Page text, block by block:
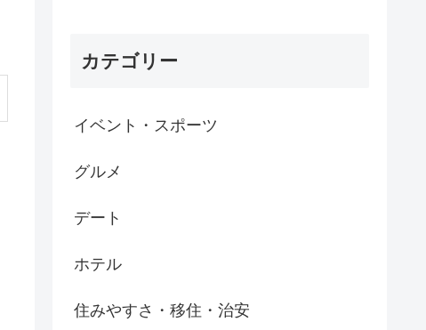
カテゴリー
イベント・スポーツ
グルメ
デート
ホテル
住みやすさ・移住・治安